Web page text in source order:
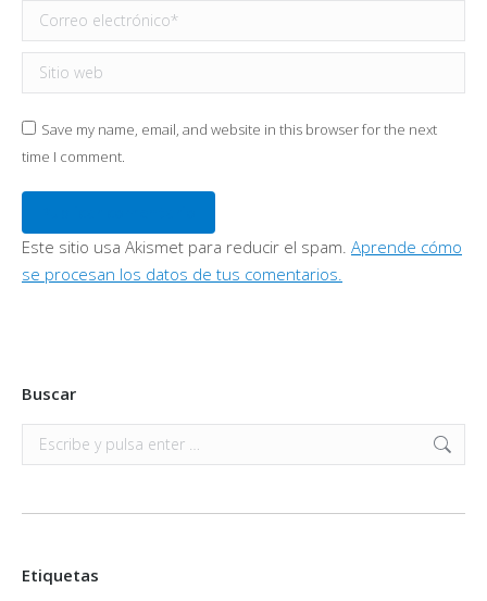
Correo electrónico *
Sitio web
Save my name, email, and website in this browser for the next
time I comment.
Este sitio usa Akismet para reducir el spam. Aprende cómo
se procesan los datos de tus comentarios.
Buscar
Buscar:
Etiquetas